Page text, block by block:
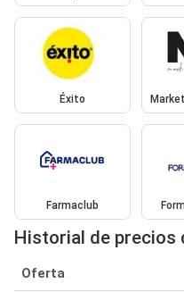
Éxito
Farmaclub
Historial de precios
Oferta